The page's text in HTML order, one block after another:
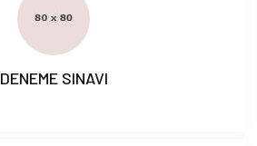
DENEME SINAVI